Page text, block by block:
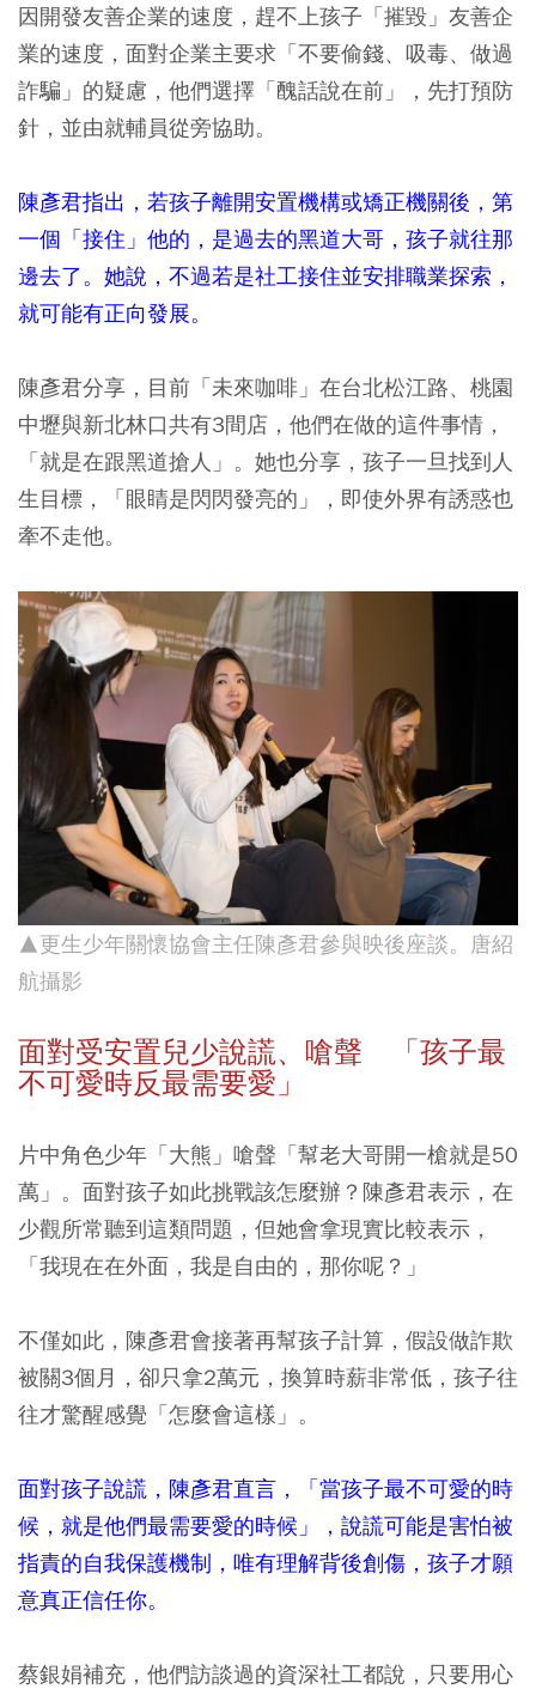
因開發友善企業的速度，趕不上孩子「摧毀」友善企
業的速度，面對企業主要求「不要偷錢、吸毒、做過
詐騙」的疑慮，他們選擇「醜話說在前」，先打預防
針，並由就輔員從旁協助。
陳彥君指出，若孩子離開安置機構或矯正機關後，第
一個「接住」他的，是過去的黑道大哥，孩子就往那
邊去了。她說，不過若是社工接住並安排職業探索，
就可能有正向發展。
陳彥君分享，目前「未來咖啡」在台北松江路、桃園
中壢與新北林口共有3間店，他們在做的這件事情，
「就是在跟黑道搶人」。她也分享，孩子一旦找到人
生目標，「眼睛是閃閃發亮的」，即使外界有誘惑也
牽不走他。
▲更生少年關懷協會主任陳彥君參與映後座談。唐紹
航攝影
面對受安置兒少說謊、嗆聲 「孩子最
不可愛時反最需要愛」
片中角色少年「大熊」嗆聲「幫老大哥開一槍就是50
萬」。面對孩子如此挑戰該怎麼辦？陳彥君表示，在
少觀所常聽到這類問題，但她會拿現實比較表示，
「我現在在外面，我是自由的，那你呢？」
不僅如此，陳彥君會接著再幫孩子計算，假設做詐欺
被關3個月，卻只拿2萬元，換算時薪非常低，孩子往
往才驚醒感覺「怎麼會這樣」。
面對孩子說謊，陳彥君直言，「當孩子最不可愛的時
候，就是他們最需要愛的時候」，說謊可能是害怕被
指責的自我保護機制，唯有理解背後創傷，孩子才願
意真正信任你。
蔡銀娟補充，他們訪談過的資深社工都說，只要用心